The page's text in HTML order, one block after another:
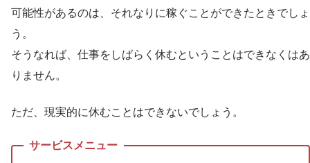
可能性があるのは、それなりに稼ぐことができたときでしょ
う。
そうなれば、仕事をしばらく休むということはできなくはあ
りません。
ただ、現実的に休むことはできないでしょう。